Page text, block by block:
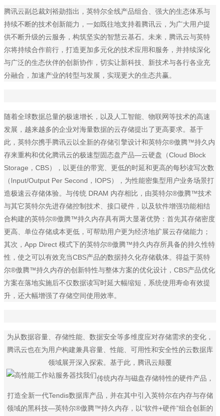
腾讯云副总裁刘裕勋指出，英特尔全线产品组合、强大的生态体系与
持续不断的技术创新能力，一如既往地支持着腾讯云，为广大用户提
供不断升级的云服务，构筑坚实的智慧云基石。未来，腾讯云与英特
尔将持续合作前行，打造更加多元化的技术应用和服务，并持续深化
与广泛的生态伙伴的创新协作，切实让新科技、新技术与各行各业充
分融合，加速产业的转型与发展，实现更大的生态共赢。
随着全球数据总量的极速增长，以及人工智能、物联网等技术的高速
发展，越来越多的企业对海量数据的云存储提出了更高要求。基于
此，英特尔携手腾讯云以全新的存储引擎设计和英特尔®傲腾™持久内
存来重构和优化腾讯云的极速型固态盘产品—云硬盘（Cloud Block
Storage，CBS），以更佳的带宽、更低的时延和更高的每秒读写次数
（Input/Output Per Second，IOPS），为性能密集型用户业务场景打
造极速云存储体验。与传统 DRAM 内存相比，由英特尔®傲腾™技术
与其它英特尔先进存储控制技术、接口硬件，以及软件增强功能相结
合构建的英特尔®傲腾™持久内存具有两大显著优势：首先其存储密度
更高、单位存储成本更低，可帮助用户更为经济地扩展云存储能力；
其次，App Direct 模式下的英特尔®傲腾™持久内存所具备的持久性特
性，使之可以有效充当CBS产品的数据持久化存储载体。得益于英特
尔®傲腾™持久内存的创新特性与整体方案的优化设计，CBS产品优化
方案在落地实施后不仅数据读写时延大幅缩短，系统使用寿命有效提
升，还大幅增强了存储空间使用效率。
为从数据容量、存储性能、数据安全等多维度应对存储需求的变化，
腾讯云也在为用户构建兼具容量、性能、可用性和安全性的云数据库
领域展开深入探索。基于此，腾讯云颠覆
传统内存与磁盘存储特性的硬件产品，
打造全新一代Tendis数据库产品，并在其中引入英特尔在内存与存储
领域的黑科技—英特尔®傲腾™持久内存，以“软件+硬件”组合创新的